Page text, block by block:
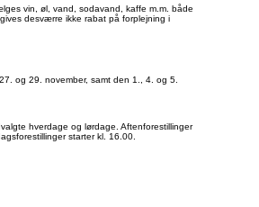
vin, øl, vand, sodavand, kaffe m.m. både
desværre ikke rabat på forplejning i
og 29. november, samt den 1., 4. og 5.
hverdage og lørdage. Aftenforestillinger
starter kl. 16.00.